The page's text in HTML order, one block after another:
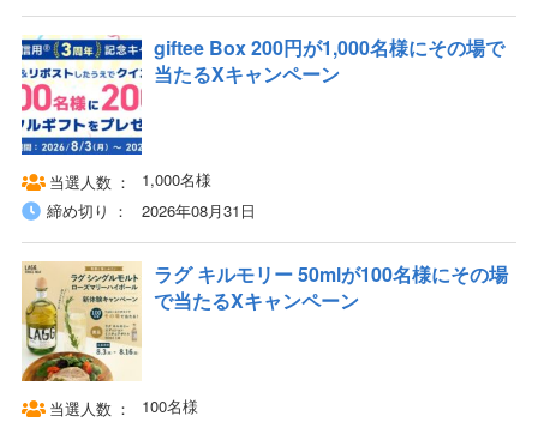
giftee Box 200円が1,000名様にその場で
当たるXキャンペーン
当選人数
1,000名様
締め切り
2026年08月31日
ラグ キルモリー 50mlが100名様にその場
で当たるXキャンペーン
当選人数
100名様